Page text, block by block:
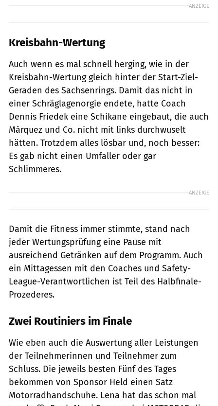
ANZEIGE
Kreisbahn-Wertung
Auch wenn es mal schnell herging, wie in der
Kreisbahn-Wertung gleich hinter der Start-Ziel-
Geraden des Sachsenrings. Damit das nicht in
einer Schräglagenorgie endete, hatte Coach
Dennis Friedek eine Schikane eingebaut, die auch
Márquez und Co. nicht mit links durchwuselt
hätten. Trotzdem alles lösbar und, noch besser:
Es gab nicht einen Umfaller oder gar
Schlimmeres.
ANZEIGE
Damit die Fitness immer stimmte, stand nach
jeder Wertungsprüfung eine Pause mit
ausreichend Getränken auf dem Programm. Auch
ein Mittagessen mit den Coaches und Safety-
League-Verantwortlichen ist Teil des Halbfinale-
Prozederes.
Zwei Routiniers im Finale
Wie eben auch die Auswertung aller Leistungen
der Teilnehmerinnen und Teilnehmer zum
Schluss. Die jeweils besten Fünf des Tages
bekommen von Sponsor Held einen Satz
Motorradhandschuhe. Lena hat das schon mal